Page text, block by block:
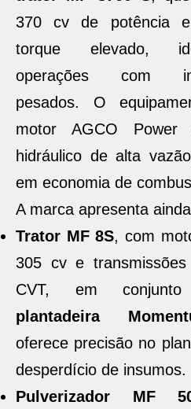
370 cv de potência e
torque elevado,
operações com
pesados. O
motor AGCO Power
hidráulico de alta
em economia de
A marca apresenta
Trator MF 8S, com
305 cv e
CVT, em
plantadeira
oferece precisão no
desperdício de insumos.
Pulverizador MF